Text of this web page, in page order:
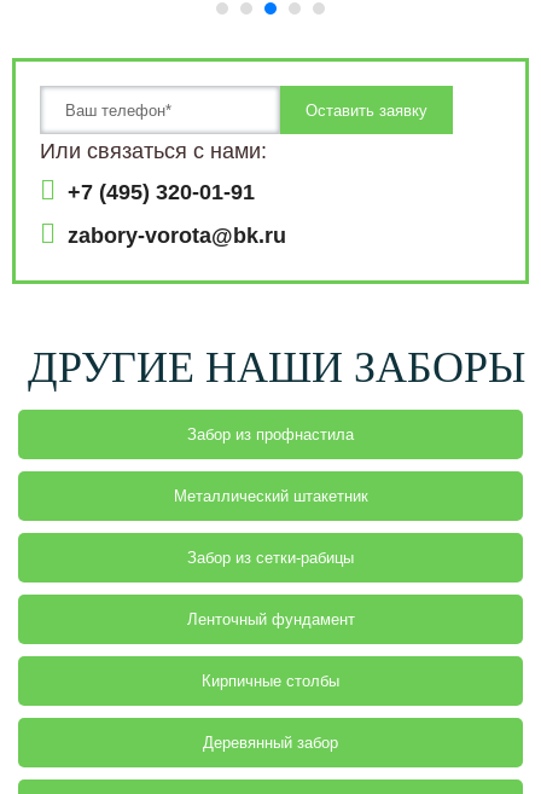
Или связаться с нами:
+7 (495) 320-01-91
zabory-vorota@bk.ru
ДРУГИЕ НАШИ ЗАБОРЫ
Забор из профнастила
Металлический штакетник
Забор из сетки-рабицы
Ленточный фундамент
Кирпичные столбы
Деревянный забор